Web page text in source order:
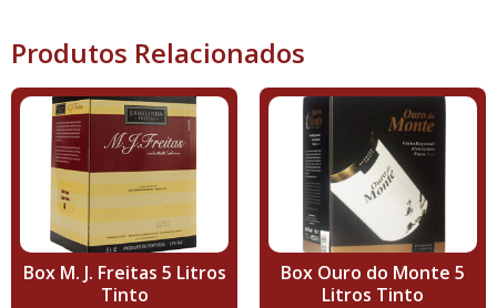
Produtos Relacionados
Box M. J. Freitas 5 Litros
Tinto
Box Ouro do Monte 5
Litros Tinto